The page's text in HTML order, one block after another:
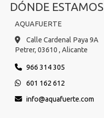
DÓNDE ESTAMOS
AQUAFUERTE
Calle Cardenal Paya 9A
Petrer, 03610 , Alicante
966 314 305
601 162 612
info
aquafuerte.com